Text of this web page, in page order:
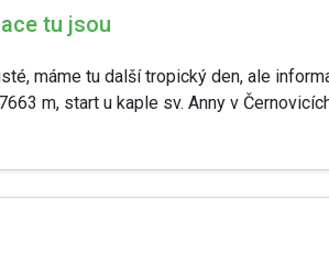
tu jsou
máme tu další tropický den, ale
m, start u kaple sv. Anny v